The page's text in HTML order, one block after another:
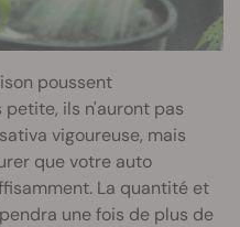
poussent
ils n'auront pas
vigoureuse, mais
que votre auto
La quantité et
une fois de plus de